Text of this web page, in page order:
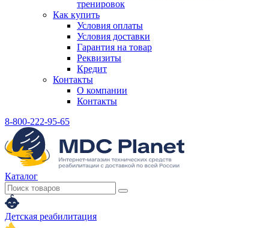
тренировок
Как купить
Условия оплаты
Условия доставки
Гарантия на товар
Реквизиты
Кредит
Контакты
О компании
Контакты
8-800-222-95-65
Каталог
Детская реабилитация